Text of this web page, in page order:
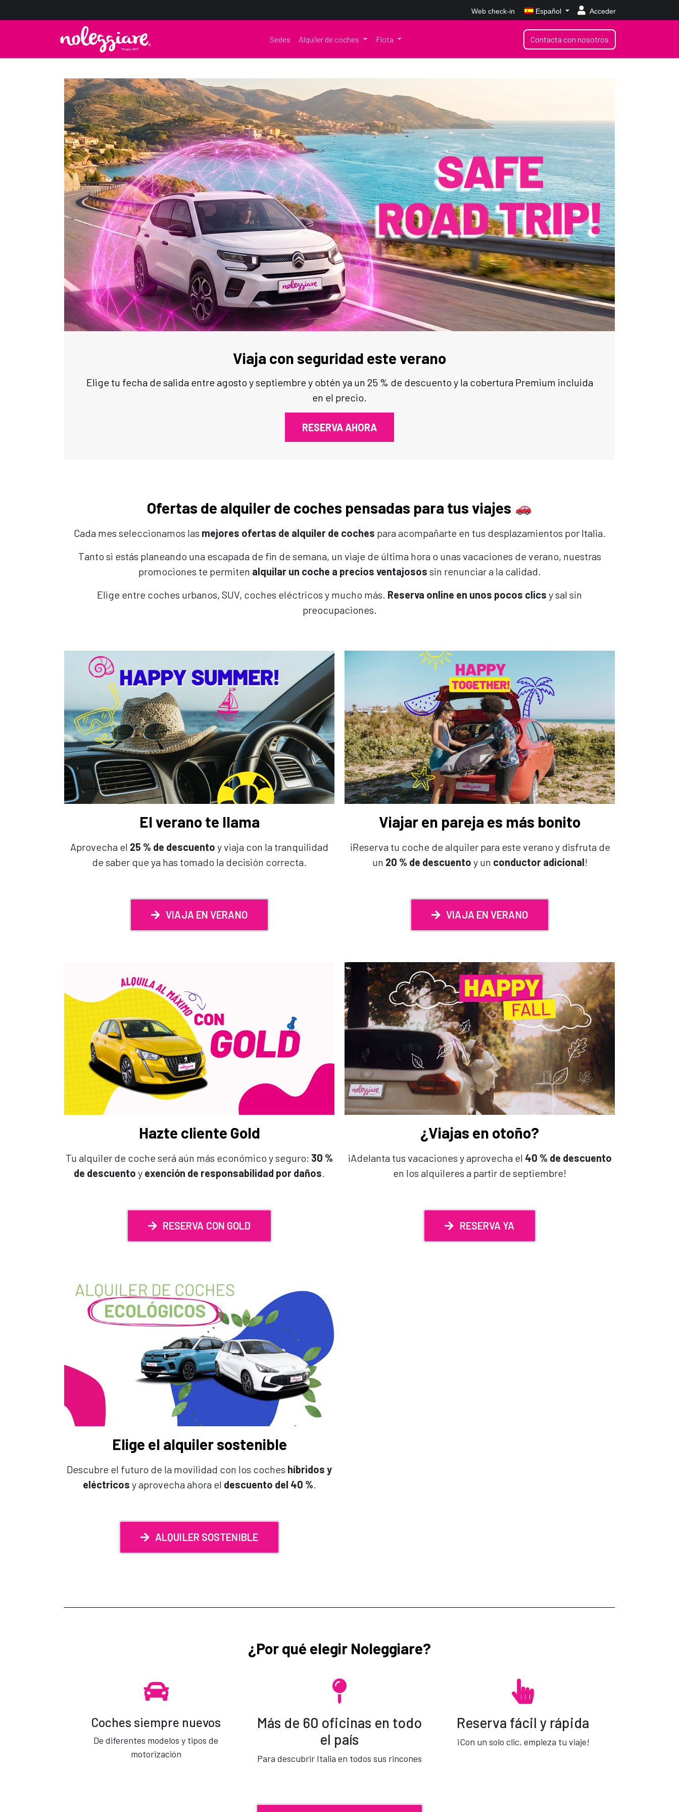
Acceder
Web check-in Español
Sedes Alquiler de coches Flota Contacta con nosotros
Viaja con seguridad este verano
Elige tu fecha de salida entre agosto y septiembre y obtén ya un 25 % de descuento y la cobertura Premium incluida
en el precio.
RESERVA AHORA
Ofertas de alquiler de coches pensadas para tus viajes
Cada mes seleccionamos las mejores ofertas de alquiler de coches para acompañarte en tus desplazamientos por Italia.
Tanto si estás planeando una escapada de fin de semana, un viaje de última hora o unas vacaciones de verano, nuestras
promociones te permiten alquilar un coche a precios ventajosos sin renunciar a la calidad.
Elige entre coches urbanos, SUV, coches eléctricos y mucho más. Reserva online en unos pocos clics y sal sin
preocupaciones.
El verano te llama
Aprovecha el 25 % de descuento y viaja con la tranquilidad
de saber que ya has tomado la decisión correcta.
VIAJA EN VERANO
Viajar en pareja es más bonito
¡Reserva tu coche de alquiler para este verano y disfruta de
un 20 % de descuento y un conductor adicional!
VIAJA EN VERANO
Hazte cliente Gold
Tu alquiler de coche será aún más económico y seguro: 30 %
de descuento y exención de responsabilidad por daños.
RESERVA CON GOLD
¿Viajas en otoño?
¡Adelanta tus vacaciones y aprovecha el 40 % de descuento
en los alquileres a partir de septiembre!
RESERVA YA
Elige el alquiler sostenible
Descubre el futuro de la movilidad con los coches híbridos y
eléctricos y aprovecha ahora el descuento del 40 %.
ALQUILER SOSTENIBLE
¿Por qué elegir Noleggiare?
Coches siempre nuevos
De diferentes modelos y tipos de
motorización
Más de 60 oficinas en todo
el país
Para descubrir Italia en todos sus rincones
Reserva fácil y rápida
¡Con un solo clic, empieza tu viaje!